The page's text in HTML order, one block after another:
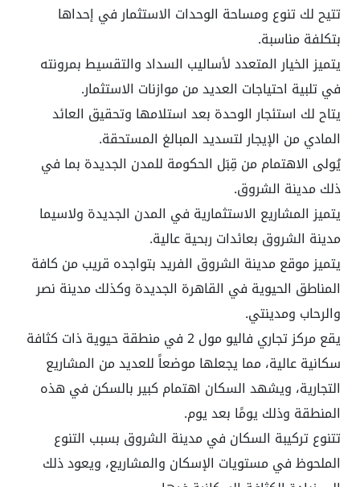
تتيح لك تنوع ومساحة الوحدات الاستثمار في إحداها
بتكلفة مناسبة.
يتميز الخيار المتعدد لأساليب السداد والتقسيط بمرونته
في تلبية احتياجات العديد من موازنات الاستثمار.
يتاح لك استئجار الوحدة بعد استلامها وتحقيق العائد
المادي من الإيجار لتسديد المبالغ المستحقة.
يُولى الاهتمام من قِبَل الحكومة للمدن الجديدة بما في
ذلك مدينة الشروق.
يتميز المشاريع الاستثمارية في المدن الجديدة ولاسيما
مدينة الشروق بعائدات ربحية عالية.
يتميز موقع مدينة الشروق الفريد بتواجده قريب من كافة
المناطق الحيوية في القاهرة الجديدة وكذلك مدينة نصر
والرحاب ومدينتي.
يقع مركز تجاري فاليو مول 2 في منطقة حيوية ذات كثافة
سكانية عالية، مما يجعلها موضعاً للعديد من المشاريع
التجارية، ويشهد السكان اهتمام كبير بالسكن في هذه
المنطقة وذلك يومًا بعد يوم.
تتنوع تركيبة السكان في مدينة الشروق بسبب التنوع
الملحوظ في مستويات الإسكان والمشاريع، ويعود ذلك